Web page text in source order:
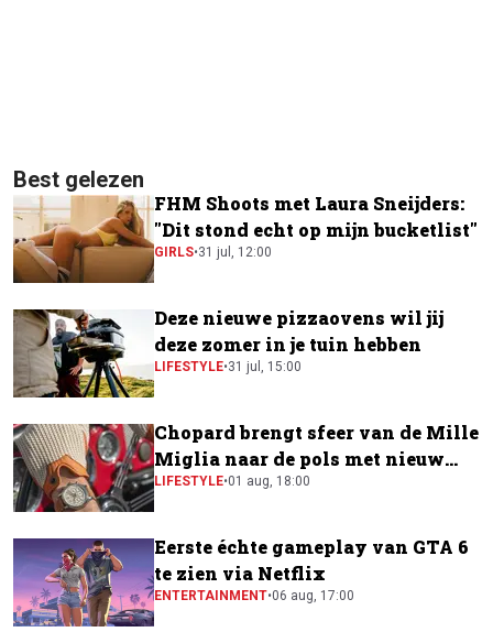
Best gelezen
FHM Shoots met Laura Sneijders:
"Dit stond echt op mijn bucketlist"
GIRLS•31 jul, 12:00
Deze nieuwe pizzaovens wil jij
deze zomer in je tuin hebben
LIFESTYLE•31 jul, 15:00
Chopard brengt sfeer van de Mille
Miglia naar de pols met nieuw
horloge
LIFESTYLE•01 aug, 18:00
Eerste échte gameplay van GTA 6
te zien via Netflix
ENTERTAINMENT•06 aug, 17:00